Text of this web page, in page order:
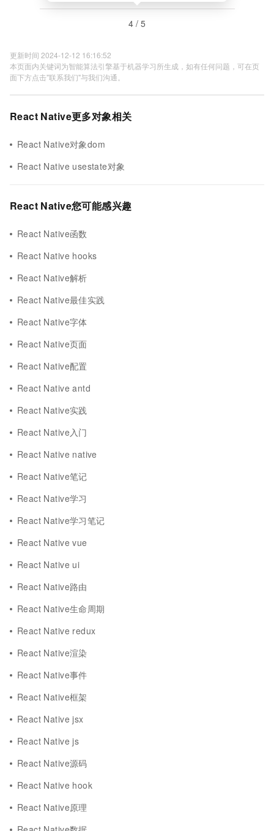
4 / 5
更新时间 2024-12-12 16:16:52
本页面内关键词为智能算法引擎基于机器学习所生成，如有任何问题，可在页
面下方点击"联系我们"与我们沟通。
React Native更多对象相关
React Native对象dom
React Native usestate对象
React Native您可能感兴趣
React Native函数
React Native hooks
React Native解析
React Native最佳实践
React Native字体
React Native页面
React Native配置
React Native antd
React Native实践
React Native入门
React Native native
React Native笔记
React Native学习
React Native学习笔记
React Native vue
React Native ui
React Native路由
React Native生命周期
React Native redux
React Native渲染
React Native事件
React Native框架
React Native jsx
React Native js
React Native源码
React Native hook
React Native原理